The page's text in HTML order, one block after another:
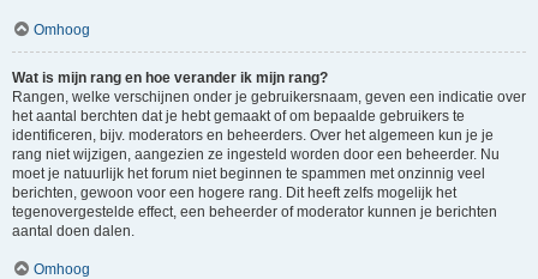
Omhoog
Wat is mijn rang en hoe verander ik mijn rang?
Rangen, welke verschijnen onder je gebruikersnaam, geven een indicatie over
het aantal berchten dat je hebt gemaakt of om bepaalde gebruikers te
identificeren, bijv. moderators en beheerders. Over het algemeen kun je je
rang niet wijzigen, aangezien ze ingesteld worden door een beheerder. Nu
moet je natuurlijk het forum niet beginnen te spammen met onzinnig veel
berichten, gewoon voor een hogere rang. Dit heeft zelfs mogelijk het
tegenovergestelde effect, een beheerder of moderator kunnen je berichten
aantal doen dalen.
Omhoog